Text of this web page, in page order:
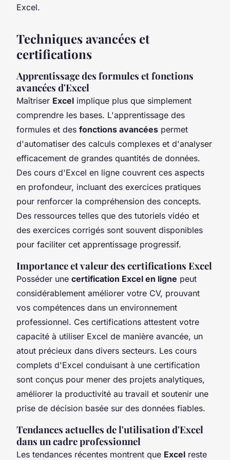
Excel.
Techniques avancées et
certifications
Apprentissage des formules et fonctions
avancées d'Excel
Maîtriser Excel implique plus que simplement
comprendre les bases. L'apprentissage des
formules et des fonctions avancées permet
d'automatiser des calculs complexes et d'analyser
efficacement de grandes quantités de données.
Des cours d'Excel en ligne couvrent ces aspects
en profondeur, incluant des exercices pratiques
pour renforcer la compréhension des concepts.
Des ressources telles que des tutoriels vidéo et
des exercices corrigés sont souvent disponibles
pour faciliter cet apprentissage progressif.
Importance et valeur des certifications Excel
Posséder une certification Excel en ligne peut
considérablement améliorer votre CV, prouvant
vos compétences dans un environnement
professionnel. Ces certifications attestent votre
capacité à utiliser Excel de manière avancée, un
atout précieux dans divers secteurs. Les cours
complets d'Excel conduisant à une certification
sont conçus pour mener des projets analytiques,
améliorer la productivité au travail et soutenir une
prise de décision basée sur des données fiables.
Tendances actuelles de l'utilisation d'Excel
dans un cadre professionnel
Les tendances récentes montrent que Excel reste